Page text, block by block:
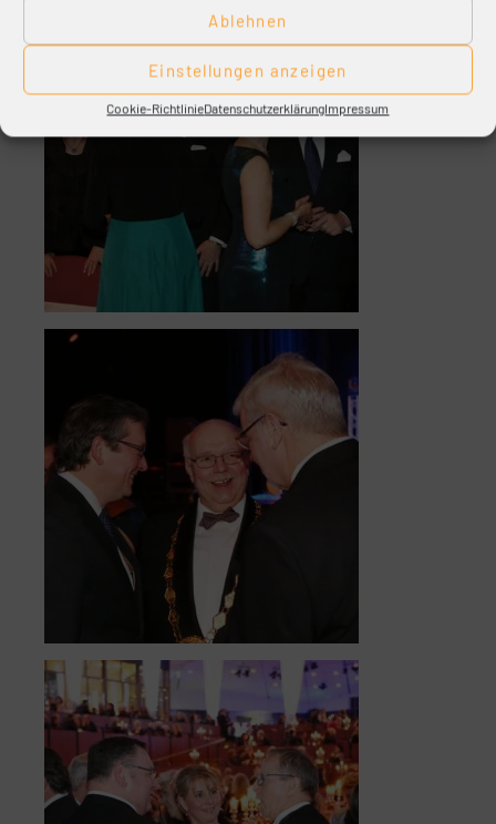
Ablehnen
Einstellungen anzeigen
Cookie-RichtlinieDatenschutzerklärungImpressum